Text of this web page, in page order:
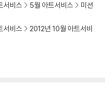
서비스 5월 아트서비스
미션
서비스
2012년 10월 아트서비